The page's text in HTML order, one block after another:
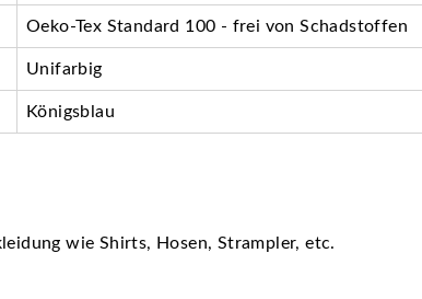
Oeko-Tex Standard 100 - frei von Schadstoffen
Unifarbig
Königsblau
wie Shirts, Hosen, Strampler, etc.